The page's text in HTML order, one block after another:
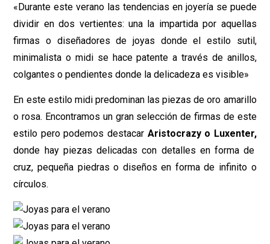
«Durante este verano las tendencias en joyería se puede
dividir en dos vertientes: una la impartida por aquellas
firmas o diseñadores de joyas donde el estilo sutil,
minimalista o midi se hace patente a través de anillos,
colgantes o pendientes donde la delicadeza es visible»
En este estilo midi predominan las piezas de oro amarillo
o rosa. Encontramos un gran selección de firmas de este
estilo pero podemos destacar Aristocrazy o Luxenter,
donde hay piezas delicadas con detalles en forma de
cruz, pequeña piedras o diseños en forma de infinito o
círculos.